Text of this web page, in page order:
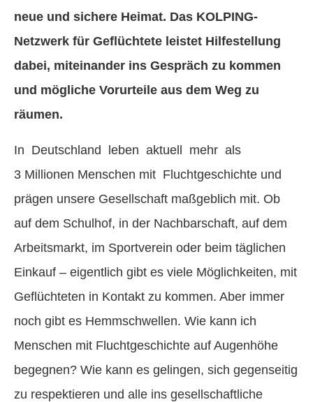
neue und sichere Heimat. Das KOLPING-
Netzwerk für Geflüchtete leistet Hilfestellung
dabei, miteinander ins Gespräch zu kommen
und mögliche Vorurteile aus dem Weg zu
räumen.
In Deutschland leben aktuell mehr als
3 Millionen Menschen mit Fluchtgeschichte und
prägen unsere Gesellschaft maßgeblich mit. Ob
auf dem Schulhof, in der Nachbarschaft, auf dem
Arbeitsmarkt, im Sportverein oder beim täglichen
Einkauf – eigentlich gibt es viele Möglichkeiten, mit
Geflüchteten in Kontakt zu kommen. Aber immer
noch gibt es Hemmschwellen. Wie kann ich
Menschen mit Fluchtgeschichte auf Augenhöhe
begegnen? Wie kann es gelingen, sich gegenseitig
zu respektieren und alle ins gesellschaftliche